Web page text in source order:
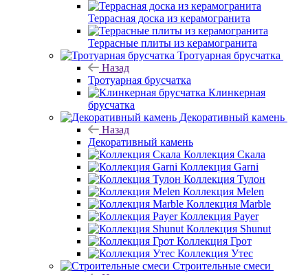
Террасная доска из керамогранита
Террасные плиты из керамогранита
Тротуарная брусчатка
Назад
Тротуарная брусчатка
Клинкерная
брусчатка
Декоративный камень
Назад
Декоративный камень
Коллекция Скала
Коллекция Garni
Коллекция Тулон
Коллекция Melen
Коллекция Marble
Коллекция Payer
Коллекция Shunut
Коллекция Грот
Коллекция Утес
Строительные смеси